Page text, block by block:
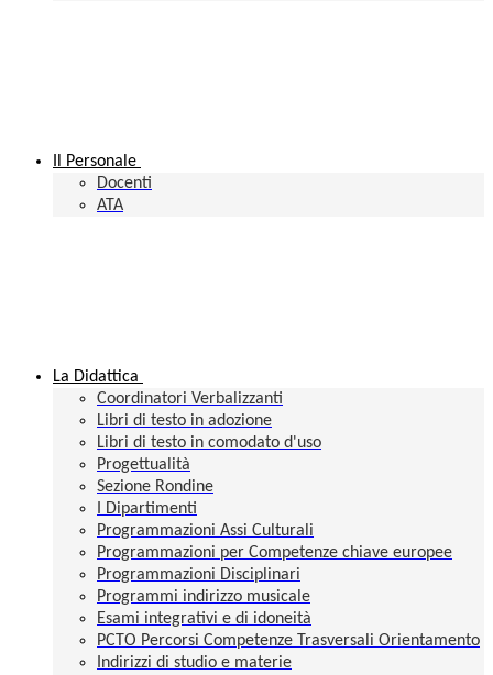
Il Personale
Docenti
ATA
La Didattica
Coordinatori Verbalizzanti
Libri di testo in adozione
Libri di testo in comodato d'uso
Progettualità
Sezione Rondine
I Dipartimenti
Programmazioni Assi Culturali
Programmazioni per Competenze chiave europee
Programmazioni Disciplinari
Programmi indirizzo musicale
Esami integrativi e di idoneità
PCTO Percorsi Competenze Trasversali Orientamento
Indirizzi di studio e materie